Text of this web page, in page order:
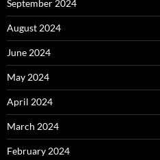
September 2024
August 2024
June 2024
May 2024
April 2024
March 2024
February 2024